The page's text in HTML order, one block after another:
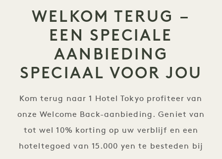
WELKOM TERUG –
EEN SPECIALE
AANBIEDING
SPECIAAL VOOR JOU
Kom terug naar 1 Hotel Tokyo profiteer van
onze Welcome Back-aanbieding. Geniet van
tot wel 10% korting op uw verblijf en een
hoteltegoed van 15.000 yen te besteden bij